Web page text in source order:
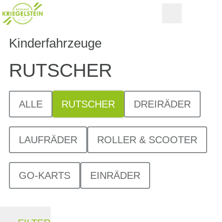
Kinderfahrzeuge
RUTSCHER
ALLE RUTSCHER DREIRÄDER
LAUFRÄDER ROLLER & SCOOTER
GO-KARTS EINRÄDER